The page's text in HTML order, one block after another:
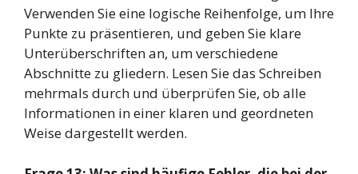
Verwenden Sie eine logische Reihenfolge, um Ihre
Punkte zu präsentieren, und geben Sie klare
Unterüberschriften an, um verschiedene
Abschnitte zu gliedern. Lesen Sie das Schreiben
mehrmals durch und überprüfen Sie, ob alle
Informationen in einer klaren und geordneten
Weise dargestellt werden.